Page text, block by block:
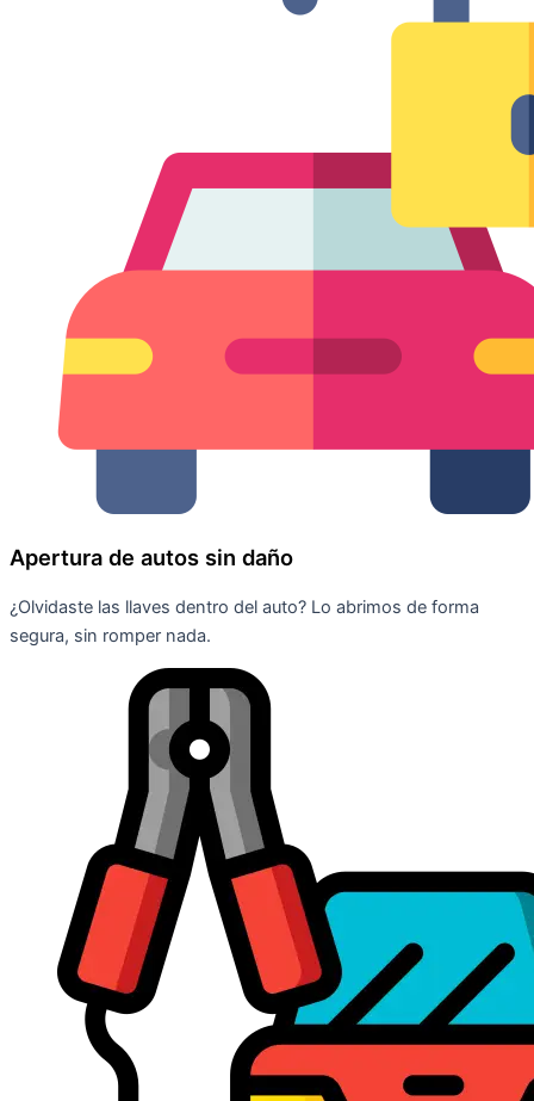
Apertura de autos sin daño
¿Olvidaste las llaves dentro del auto? Lo abrimos de forma
segura, sin romper nada.